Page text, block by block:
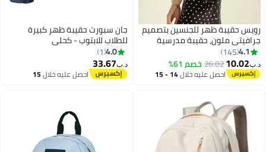
7
رويس حقيبة ظهر للجنسين بتصميم
جرافيتي ملون، حقيبة مدرسية
عملية، حقيبة كتب ملونة متعددة
الألوان تناسب جميع المناسبات،
مثالية للفتيات والفتيان من المرحلة
المتوسطة والثانوية والجامعية،
4.1
145
د.ب‏10.02
26.02خصم 61%
احصل عليه خلال 14 - 15
جان سبورت حقيبة ظهر كبيرة
للطلاب للابتوب - كحلي
4.0
1
د.ب‏33.67
احصل عليه خلال15